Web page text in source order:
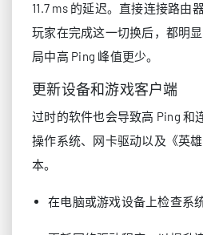
11.7 ms 的延迟。直接连接路由
玩家在完成这一切换后，都明
局中高 Ping 峰值更少。
更新设备和游戏客户端
过时的软件也会导致高 Ping 和
操作系统、网卡驱动以及《英
本。
在电脑或游戏设备上检查系